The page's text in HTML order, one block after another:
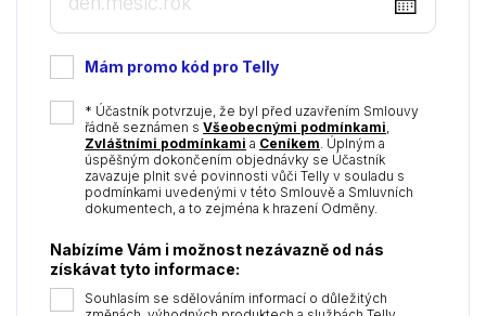
DD
dot
MM
dot
YYYY
Mám promo kód pro Telly
* Účastník potvrzuje, že byl před uzavřením Smlouvy
řádně seznámen s Všeobecnými podmínkami,
Zvláštními podmínkami a Ceníkem. Úplným a
úspěšným dokončením objednávky se Účastník
zavazuje plnit své povinnosti vůči Telly v souladu s
podmínkami uvedenými v této Smlouvě a Smluvních
dokumentech, a to zejména k hrazení Odměny.
Nabízíme Vám i možnost nezávazně od nás
získávat tyto informace:
Souhlasím se sdělováním informací o důležitých